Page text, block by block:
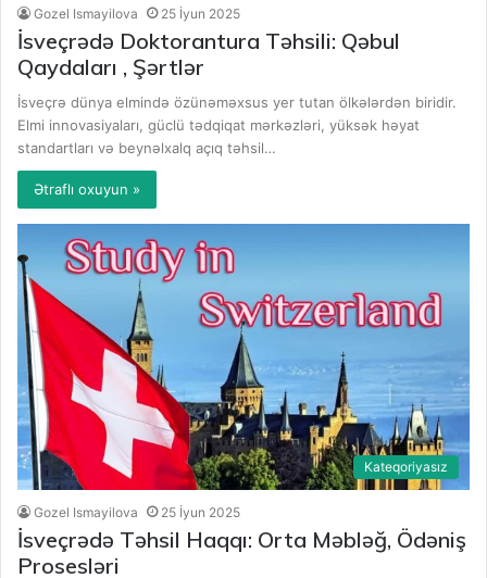
Gozel Ismayilova 25 İyun 2025
İsveçrədə Doktorantura Təhsili: Qəbul
Qaydaları , Şərtlər
İsveçrə dünya elmində özünəməxsus yer tutan ölkələrdən biridir.
Elmi innovasiyaları, güclü tədqiqat mərkəzləri, yüksək həyat
standartları və beynəlxalq açıq təhsil…
Ətraflı oxuyun »
Kateqoriyasız
Gozel Ismayilova 25 İyun 2025
İsveçrədə Təhsil Haqqı: Orta Məbləğ, Ödəniş
Prosesləri